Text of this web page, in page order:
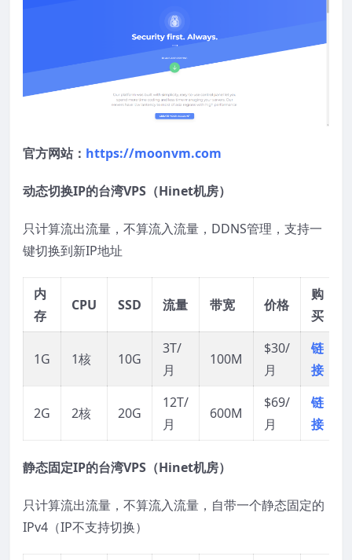
官方网站： https://moonvm.com
动态切换IP的台湾VPS（Hinet机房）
只计算流出流量，不算流入流量，DDNS管理，支持一
键切换到新IP地址
内
存
CPU SSD 流量 带宽 价格
购
买
1G 1核 10G
3T/
月
100M
$30/
月
链
接
2G 2核 20G
12T/
月
600M
$69/
月
链
接
静态固定IP的台湾VPS（Hinet机房）
只计算流出流量，不算流入流量，自带一个静态固定的
IPv4（IP不支持切换）